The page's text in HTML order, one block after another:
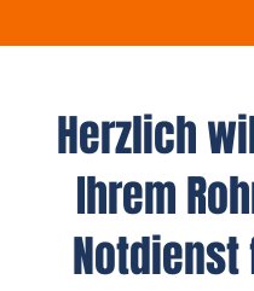
Herzlich
Ihrem